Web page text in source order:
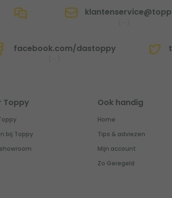
facebook.com/dastoppy
Toppy
bij Toppy
Ook handig
Home
Tips & adviezen
Mijn account
Zo Geregeld